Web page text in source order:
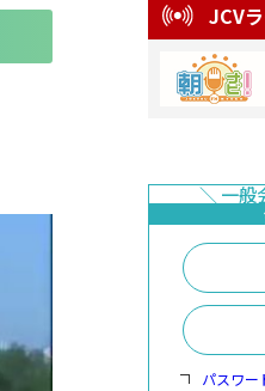
JCV
パスワー